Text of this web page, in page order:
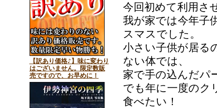
【訳あり価格♪】味に変わり
はございません。限定数販
売ですので、お早めに！
今回初めて利用さ
我が家では今年子
スマスでした。
小さい子供が居る
ない体では、
家で手の込んだパ
でも年に一度のク
食べたい！